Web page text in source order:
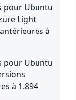
pour Ubuntu
Light
à
pour Ubuntu
à 1.894